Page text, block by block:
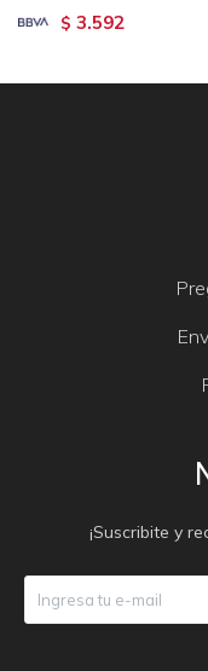
$ 3.592
¡Suscribite y